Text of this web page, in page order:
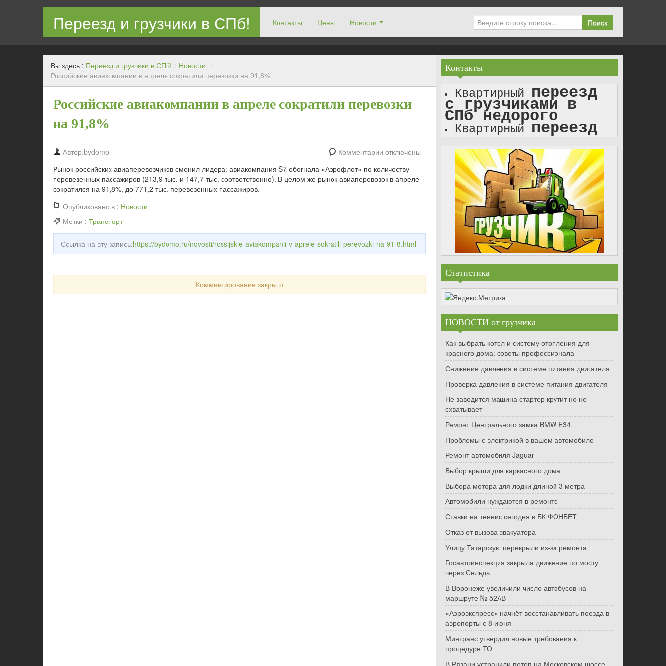
Переезд и грузчики в СПб! Контакты Цены Новости Поиск
Квартирный переезд с грузчиками в СПб недорого
Вы здесь : Переезд и грузчики в СПб! / Новости /
Российские авиакомпании в апреле сократили перевозки на 91,8%
Российские авиакомпании в апреле сократили перевозки
на 91,8%
Автор:bydomo
Комментарии отключены
Рынок российских авиаперевозчиков сменил лидера: авиакомпания S7 обогнала «Аэрофлот» по количеству
перевезенных пассажиров (213,9 тыс. и 147,7 тыс. соответственно). В целом же рынок авиаперевозок в апреле
сократился на 91,8%, до 771,2 тыс. перевезенных пассажиров.
Опубликовано в : Новости
Метки : Транспорт
Ссылка на эту запись:https://bydomo.ru/novosti/rossijskie-aviakompanii-v-aprele-sokratili-perevozki-na-91-8.html
Комментирование закрыто
Контакты
Квартирный переезд
с грузчиками в
СПб недорого
Квартирный переезд
Статистика
НОВОСТИ от грузчика
Как выбрать котел и систему отопления для
красного дома: советы профессионала
Снижение давления в системе питания двигателя
Проверка давления в системе питания двигателя
Не заводится машина стартер крутит но не
схватывает
Ремонт Центрального замка BMW E34
Проблемы с электрикой в вашем автомобиле
Ремонт автомобиля Jaguar
Выбор крыши для каркасного дома
Выбора мотора для лодки длиной 3 метра
Автомобили нуждаются в ремонте
Ставки на теннис сегодня в БК ФОНБЕТ
Отказ от вызова эвакуатора
Улицу Татарскую перекрыли из-за ремонта
Госавтоинспекция закрыла движение по мосту
через Сельдь
В Воронеже увеличили число автобусов на
маршруте № 52АВ
«Аэроэкспресс» начнёт восстанавливать поезда в
аэропорты с 8 июня
Минтранс утвердил новые требования к
процедуре ТО
В Рязани устранили потоп на Московском шоссе